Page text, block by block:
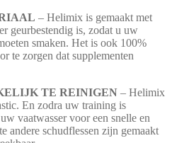
– Helimix is gemaakt met
geurbestendig is, zodat u uw
smaken. Het is ook 100%
te zorgen dat supplementen
TE REINIGEN – Helimix
En zodra uw training is
vaatwasser voor een snelle en
andere schudflessen zijn gemaakt